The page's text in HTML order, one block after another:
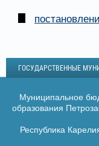
ГОСУДАРСТВЕННЫЕ
Муниципальное
образования
Республика